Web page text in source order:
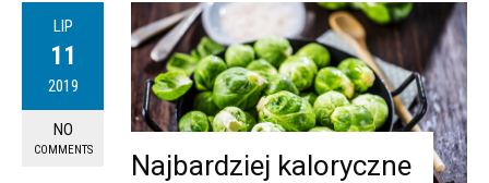
LIP
11
2019
NO
COMMENTS
Najbardziej kaloryczne